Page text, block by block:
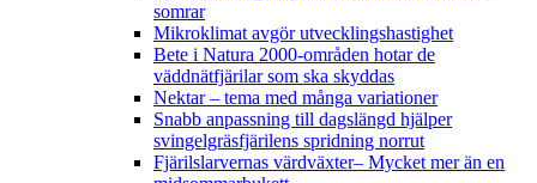
somrar
Mikroklimat avgör utvecklingshastighet
Bete i Natura 2000-områden hotar de
väddnätfjärilar som ska skyddas
Nektar – tema med många variationer
Snabb anpassning till dagslängd hjälper
svingelgräsfjärilens spridning norrut
Fjärilslarvernas värdväxter– Mycket mer än en